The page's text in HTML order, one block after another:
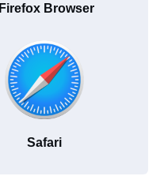
Firefox Browser
Safari